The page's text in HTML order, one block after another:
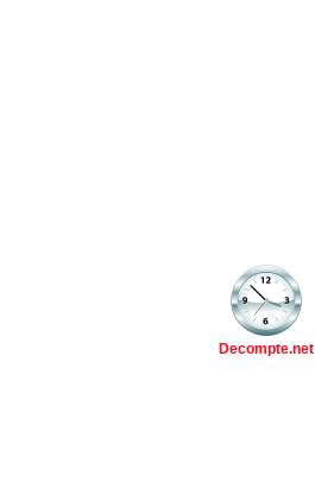
Decompte.net